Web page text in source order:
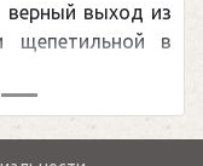
верный выход из
щепетильной в